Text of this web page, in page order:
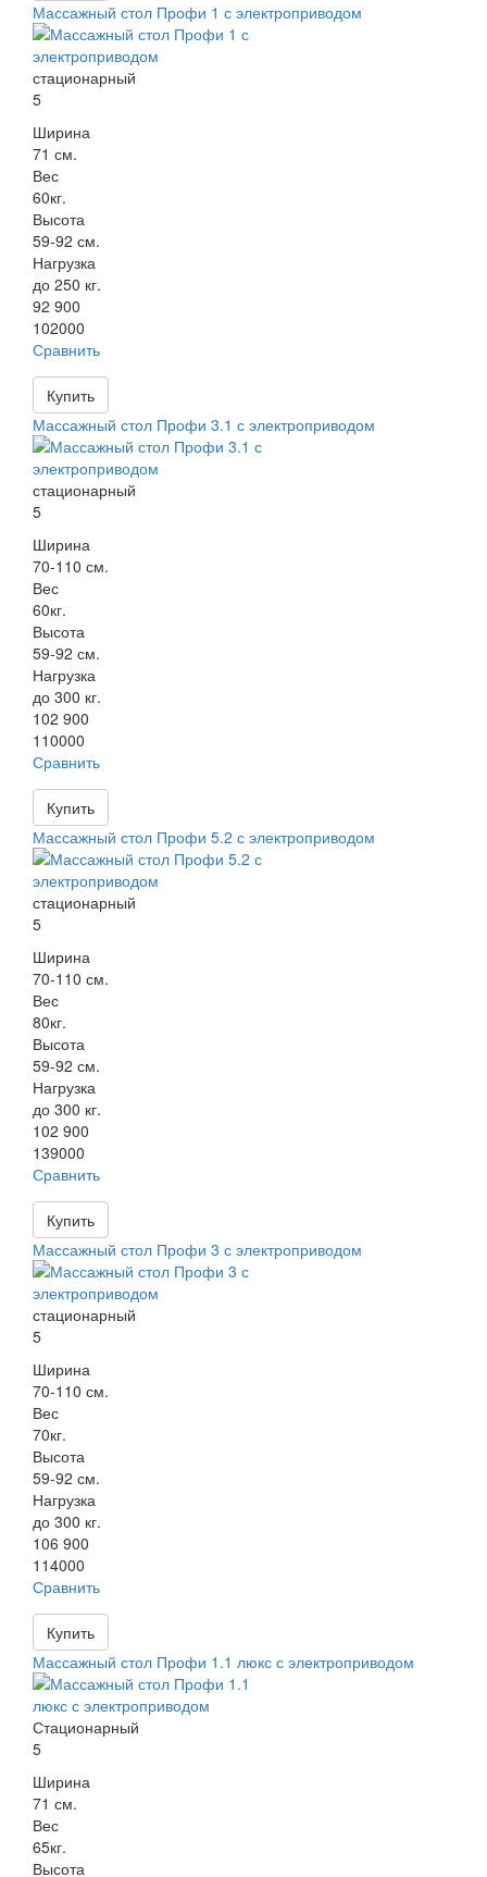
Массажный стол Профи 1 с электроприводом
стационарный
5
Ширина
71 см.
Вес
60кг.
Высота
59-92 см.
Нагрузка
до 250 кг.
92 900
102000
Сравнить
Купить
Массажный стол Профи 3.1 с электроприводом
стационарный
5
Ширина
70-110 см.
Вес
60кг.
Высота
59-92 см.
Нагрузка
до 300 кг.
102 900
110000
Сравнить
Купить
Массажный стол Профи 5.2 с электроприводом
стационарный
5
Ширина
70-110 см.
Вес
80кг.
Высота
59-92 см.
Нагрузка
до 300 кг.
102 900
139000
Сравнить
Купить
Массажный стол Профи 3 с электроприводом
стационарный
5
Ширина
70-110 см.
Вес
70кг.
Высота
59-92 см.
Нагрузка
до 300 кг.
106 900
114000
Сравнить
Купить
Массажный стол Профи 1.1 люкс с электроприводом
Стационарный
5
Ширина
71 см.
Вес
65кг.
Высота